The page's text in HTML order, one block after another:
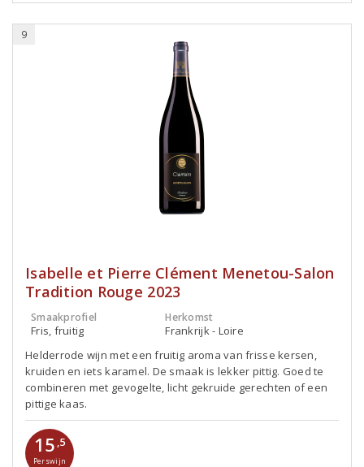
9
Isabelle et Pierre Clément Menetou-Salon
Tradition Rouge 2023
Smaakprofiel
Fris, fruitig
Herkomst
Frankrijk - Loire
Helderrode wijn met een fruitig aroma van frisse kersen,
kruiden en iets karamel. De smaak is lekker pittig. Goed te
combineren met gevogelte, licht gekruide gerechten of een
pittige kaas.
15 ,5
Perswijn